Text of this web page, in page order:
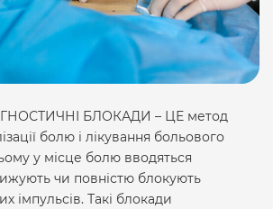
БЛОКАДИ – ЦЕ метод
болю і лікування больового
у місце болю вводяться
чи повністю блокують
імпульсів. Такі блокади